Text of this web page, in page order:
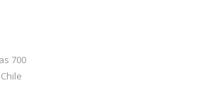
700